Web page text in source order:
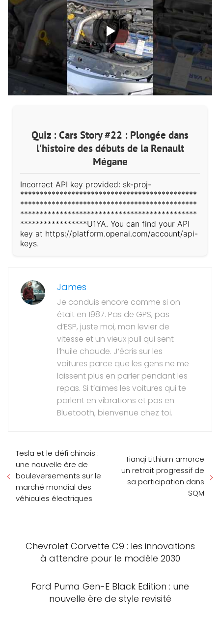
Quiz : Cars Story #22 : Plongée dans
l'histoire des débuts de la Renault
Mégane
Incorrect API key provided: sk-proj-
*********************************************
*********************************************
*********************************************
*****************U1YA. You can find your API
key at https://platform.openai.com/account/api-
keys.
James
Je conduis encore comme si on
était en 1987. Pas de GPS, pas
d’ESP, juste moi, mon levier de
vitesse et un vieux pull qui sent
l’huile chaude. J’écris sur les
voitures parce que les gens ne me
laissent plus en parler pendant les
repas. Si t’aimes les voitures qui te
parlent en vibrations et pas en
Bluetooth, bienvenue chez toi.
Tesla et le défi chinois :
une nouvelle ère de
bouleversements sur le
marché mondial des
véhicules électriques
Tianqi Lithium amorce
un retrait progressif de
sa participation dans
SQM
Chevrolet Corvette C9 : les innovations
à attendre pour le modèle 2030
Ford Puma Gen-E Black Edition : une
nouvelle ère de style revisité